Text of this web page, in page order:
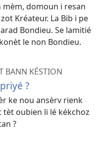
domoun i resan
Kréateur. La Bib i pe
Bondieu. Se lamitié
le non Bondieu.
BANN KÉSTION
?
ke nou ansèrv rienk
oubien li lé kékchoz
?